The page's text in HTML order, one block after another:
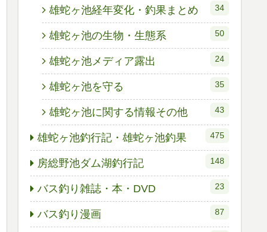
雄蛇ヶ池経年変化・釣果まとめ 34
雄蛇ヶ池の生物・生態系 50
雄蛇ヶ池メディア露出 24
雄蛇ヶ池を守る 35
雄蛇ヶ池に関する情報その他 43
雄蛇ヶ池釣行記・雄蛇ヶ池釣果 475
房総野池ダム湖釣行記 148
バス釣り雑誌・本・DVD 23
バス釣り漫画 87